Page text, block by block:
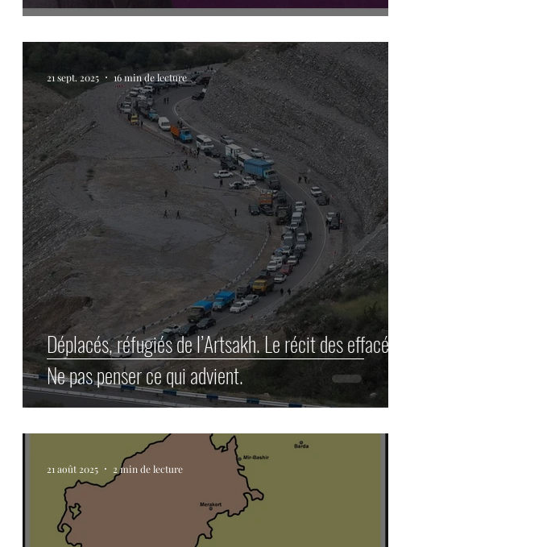
Déplacés, réfugiés de l’Artsakh. Le récit des effacés.
Ne pas penser ce qui advient.
21 sept. 2025 16 min de lecture
21 août 2025 2 min de lecture